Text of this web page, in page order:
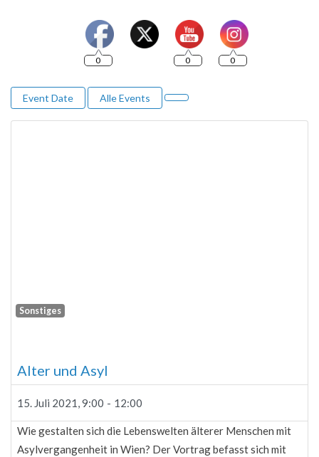
0 0 0
Event Date Alle Events
Sonstiges
Alter und Asyl
15. Juli 2021, 9:00 - 12:00
Wie gestalten sich die Lebenswelten älterer Menschen mit
Asylvergangenheit in Wien? Der Vortrag befasst sich mit